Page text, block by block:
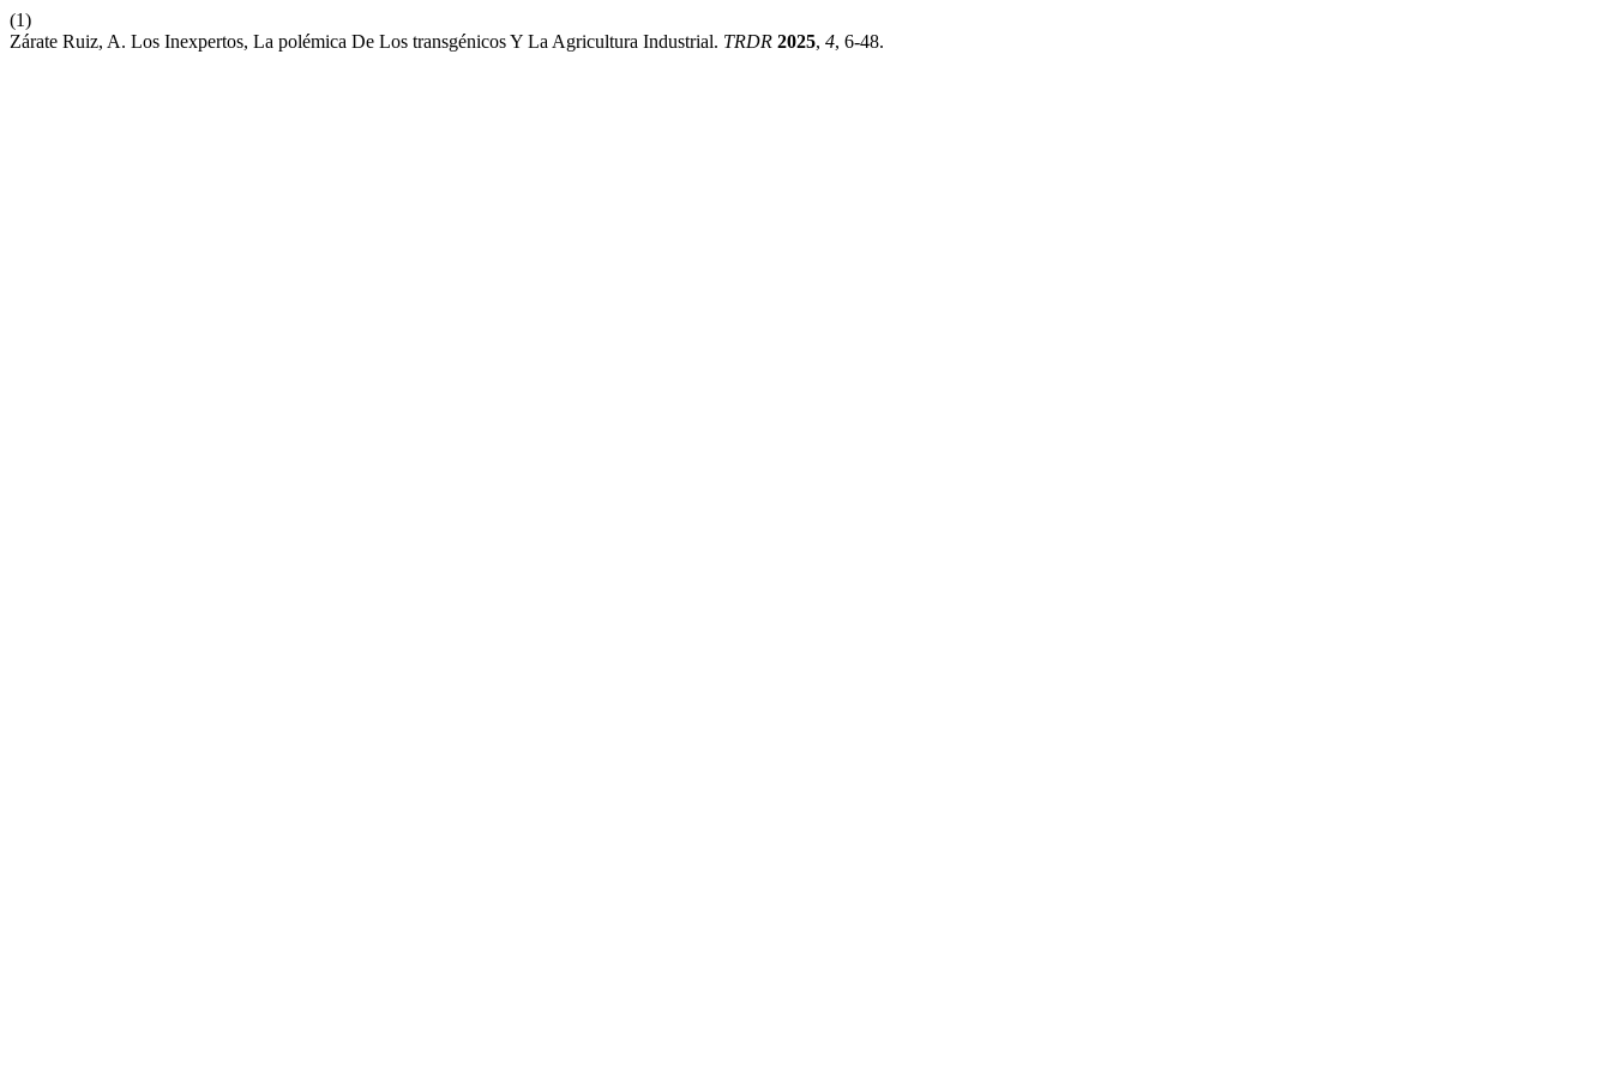
(1)
Zárate Ruiz, A. Los Inexpertos, La polémica De Los transgénicos Y La Agricultura Industrial. TRDR 2025, 4, 6-48.